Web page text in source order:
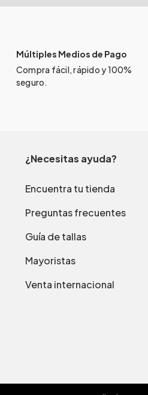
Múltiples Medios de Pago
Compra fácil, rápido y 100%
seguro.
¿Necesitas ayuda?
Encuentra tu tienda
Preguntas frecuentes
Guía de tallas
Mayoristas
Venta internacional